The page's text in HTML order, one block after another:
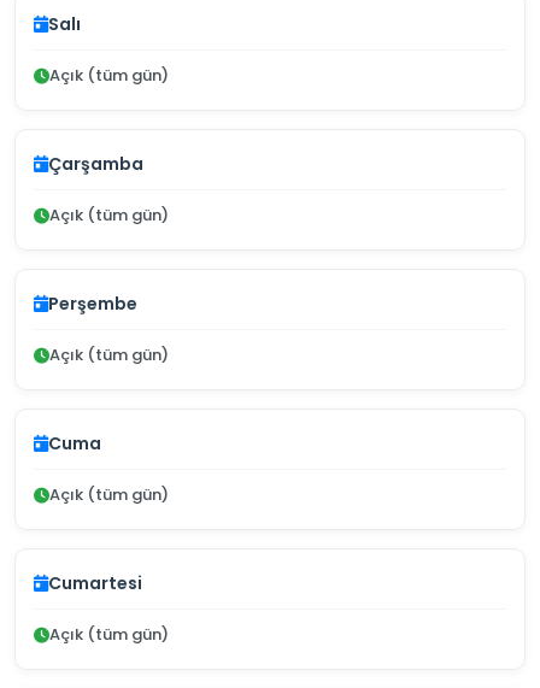
Salı
Açık (tüm gün)
Çarşamba
Açık (tüm gün)
Perşembe
Açık (tüm gün)
Cuma
Açık (tüm gün)
Cumartesi
Açık (tüm gün)